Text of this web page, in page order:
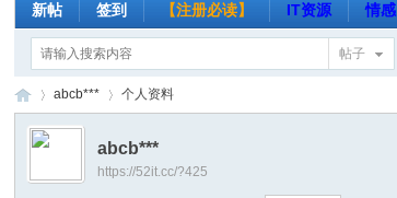
新帖 签到 【注册必读】 IT资源 情感
帖子
›
abcb*** 个人资料
abcb***
https://52it.cc/?425